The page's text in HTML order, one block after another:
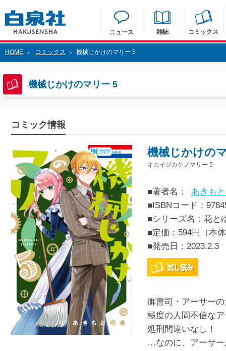
ニュース 雑誌 コミックス
HOME > コミックス > 機械じかけのマリー 5
機械じかけのマリー 5
コミック情報
機械じかけの
キカイジカケノマリー 5
■著者名：
あきも
■ISBNコード：
■シリーズ名：花と
■定価：594円（本
■発売日： 2023.2.3
御曹司・アーサー
極度の人間不信な
処刑間違いなし！
…なのに、アーサ